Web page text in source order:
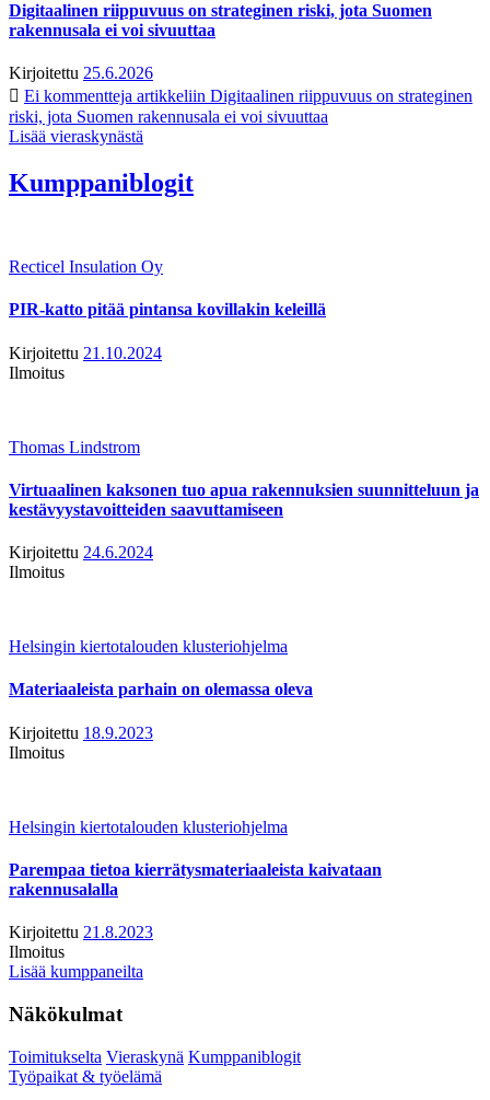
Digitaalinen riippuvuus on strateginen riski, jota Suomen
rakennusala ei voi sivuuttaa
Kirjoitettu 25.6.2026
Ei kommentteja artikkeliin Digitaalinen riippuvuus on strateginen
riski, jota Suomen rakennusala ei voi sivuuttaa
Lisää vieraskynästä
Kumppaniblogit
Recticel Insulation Oy
PIR-katto pitää pintansa kovillakin keleillä
Kirjoitettu 21.10.2024
Ilmoitus
Thomas Lindstrom
Virtuaalinen kaksonen tuo apua rakennuksien suunnitteluun ja
kestävyystavoitteiden saavuttamiseen
Kirjoitettu 24.6.2024
Ilmoitus
Helsingin kiertotalouden klusteriohjelma
Materiaaleista parhain on olemassa oleva
Kirjoitettu 18.9.2023
Ilmoitus
Helsingin kiertotalouden klusteriohjelma
Parempaa tietoa kierrätysmateriaaleista kaivataan
rakennusalalla
Kirjoitettu 21.8.2023
Ilmoitus
Lisää kumppaneilta
Näkökulmat
Toimitukselta Vieraskynä Kumppaniblogit
Työpaikat & työelämä